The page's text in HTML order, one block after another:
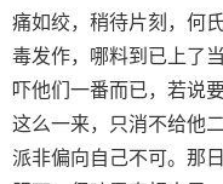
痛如绞，稍待片刻，何
毒发作，哪料到已上了
吓他们一番而已，若说
这么一来，只消不给他
派非偏向自己不可。那